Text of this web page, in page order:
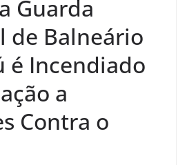
Guarda
de Balneário
é Incendiado
a
Contra o